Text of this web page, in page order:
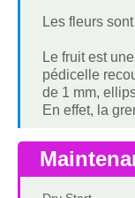
Les fleurs
Le fruit est
pédicelle
de 1 mm,
En effet, la